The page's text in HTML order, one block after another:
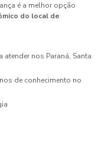
é a melhor opção
do local de